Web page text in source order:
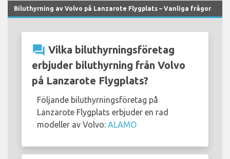
Biluthyrning av Volvo på Lanzarote Flygplats – Vanliga frågor
question_answer Vilka biluthyrningsföretag
erbjuder biluthyrning från Volvo
på Lanzarote Flygplats?
Följande biluthyrningsföretag på
Lanzarote Flygplats erbjuder en rad
modeller av Volvo: ALAMO